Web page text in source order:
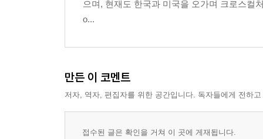
AI 환경의 고객 관찰법: AI 에스노그래피 97
에필로그 - 과학의 언어로 고객의 심장에 닿다 108
프롤로그 - MIT 공학도 두 명이 바꾼 마케팅의 역사
25만 달러에서 200억 달러로 - HubSpot 성장 신화
HubSpot의 현재 - CRM 분야의 Apple 117
HubSpot의 미래 - CRM 분야의 Super AGI 120
으며, 현재도 한국과 미국을 오가며 크로스컬
o...
만든 이 코멘트
저자, 역자, 편집자를 위한 공간입니다. 독자들에게 전하
접수된 글은 확인을 거쳐 이 곳에 게재됩니다.